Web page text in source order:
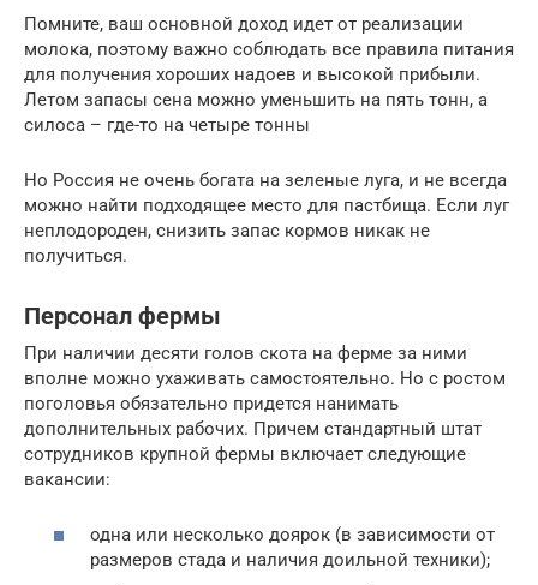
Помните, ваш основной доход идет от реализации
молока, поэтому важно соблюдать все правила питания
для получения хороших надоев и высокой прибыли.
Летом запасы сена можно уменьшить на пять тонн, а
силоса – где-то на четыре тонны
Но Россия не очень богата на зеленые луга, и не всегда
можно найти подходящее место для пастбища. Если луг
неплодороден, снизить запас кормов никак не
получиться.
Персонал фермы
При наличии десяти голов скота на ферме за ними
вполне можно ухаживать самостоятельно. Но с ростом
поголовья обязательно придется нанимать
дополнительных рабочих. Причем стандартный штат
сотрудников крупной фермы включает следующие
вакансии:
одна или несколько доярок (в зависимости от
размеров стада и наличия доильной техники);